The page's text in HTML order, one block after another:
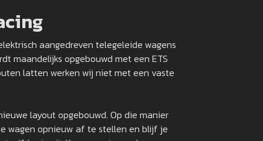
aangedreven telegeleide wagens
maandelijks opgebouwd met een ETS
latten werken wij niet met een vaste
layout opgebouwd. Op die manier
wagen opnieuw af te stellen en blijf je